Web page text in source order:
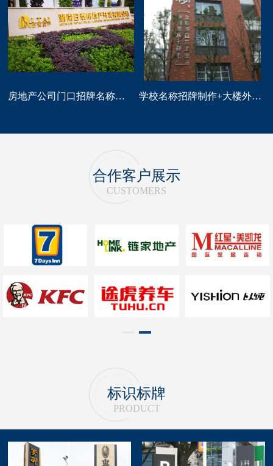
房地产公司门口招牌名称广告字制作 学校名称招牌制作+大楼外墙字制作
合作客户展示
CUSTOMERS
标识标牌
PRODUCT